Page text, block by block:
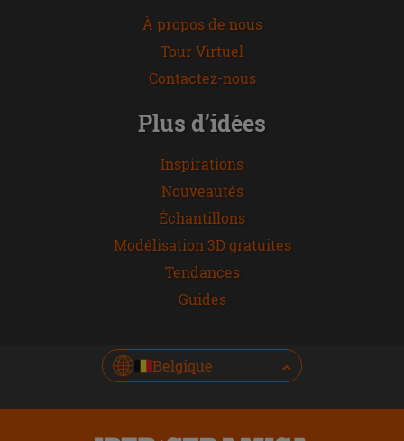
À propos de nous
Tour Virtuel
Contactez-nous
Plus d’idées
Inspirations
Nouveautés
Échantillons
Modélisation 3D gratuites
Tendances
Guides
Belgique